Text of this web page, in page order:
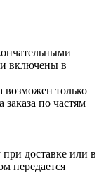
включены в
возможен только
по частям
доставке или в
передается